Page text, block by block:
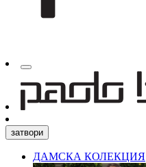
затвори
ДАМСКА КОЛЕКЦИЯ